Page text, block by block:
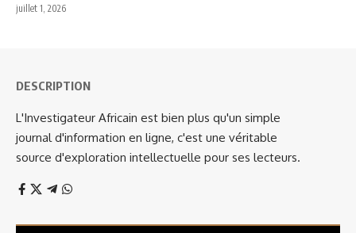
juillet 1, 2026
DESCRIPTION
L'Investigateur Africain est bien plus qu'un simple
journal d'information en ligne, c'est une véritable
source d'exploration intellectuelle pour ses lecteurs.